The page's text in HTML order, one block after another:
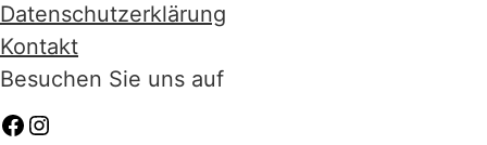
Datenschutzerklärung
Kontakt
Besuchen Sie uns auf
Facebook
Instagram